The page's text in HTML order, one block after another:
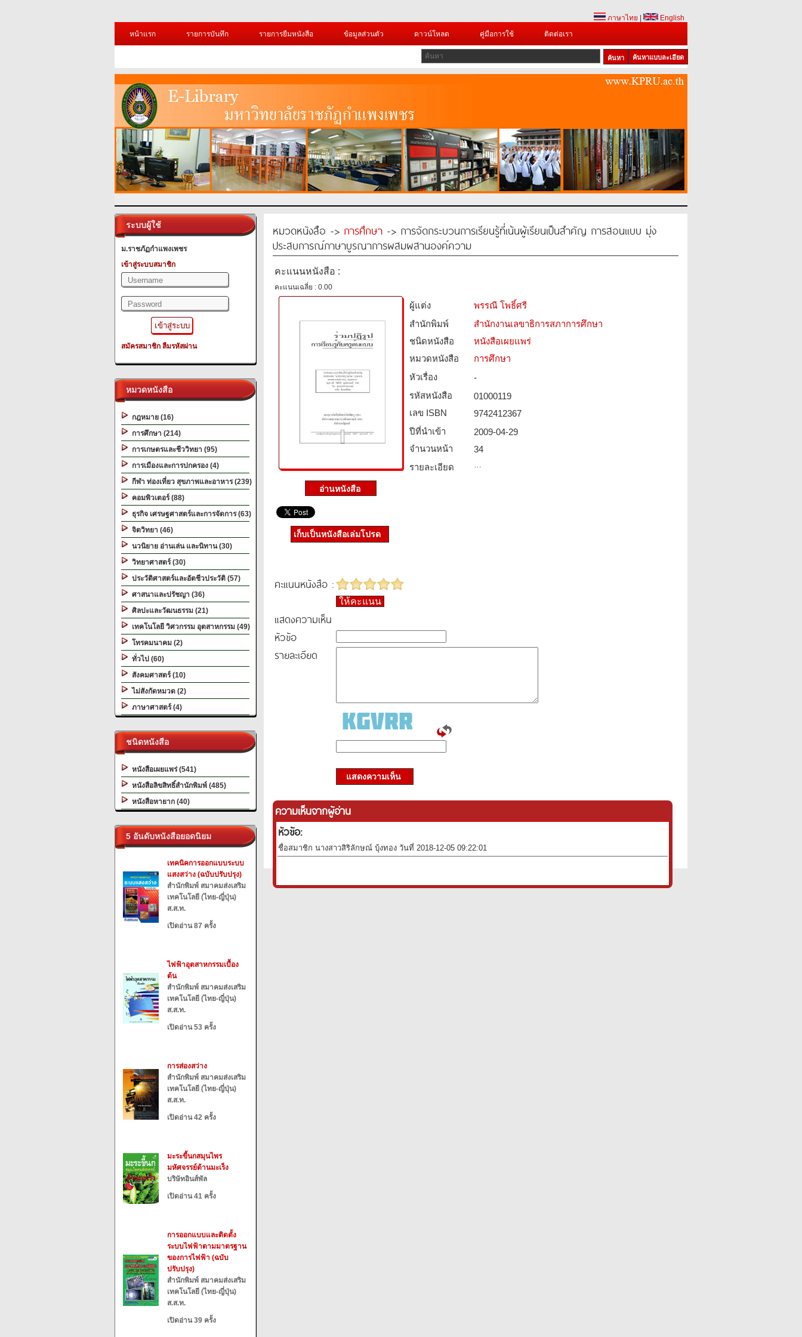
ภาษาไทย
English
หน้าแรก
รายการบันทึก รายการยืมหนังสือ ข้อมูลส่วนตัว ดาวน์โหลด คู่มือการใช้ ติดต่อเรา
ค้นหาแบบละเอียด
1 2 3
ระบบผู้ใช้
ม.ราชภัฏกำแพงเพชร
เข้าสู่ระบบสมาชิก
สมัครสมาชิก ลืมรหัสผ่าน
หมวดหนังสือ
กฎหมาย (16)
การศึกษา (214)
การเกษตรและชีววิทยา (95)
การเมืองและการปกครอง (4)
กีฬา ท่องเที่ยว สุขภาพและอาหาร (239)
คอมพิวเตอร์ (88)
ธุรกิจ เศรษฐศาสตร์และการจัดการ (63)
จิตวิทยา (46)
นวนิยาย อ่านเล่น และนิทาน (30)
วิทยาศาสตร์ (30)
ประวัติศาสตร์และอัตชีวประวัติ (57)
ศาสนาและปรัชญา (36)
ศิลปะและวัฒนธรรม (21)
เทคโนโลยี วิศวกรรม อุตสาหกรรม (49)
โทรคมนาคม (2)
ทั่วไป (60)
สังคมศาสตร์ (10)
ไม่สังกัดหมวด (2)
ภาษาศาสตร์ (4)
ชนิดหนังสือ
หนังสือเผยแพร่ (541)
หนังสือลิขสิทธิ์สำนักพิมพ์ (485)
หนังสือหายาก (40)
5 อันดับหนังสือยอดนิยม
เทคนิคการออกแบบระบบ
แสงสว่าง (ฉบับปรับปรุง)
สำนักพิมพ์ สมาคมส่งเสริม
เทคโนโลยี (ไทย-ญี่ปุ่น)
ส.ส.ท.
เปิดอ่าน 87 ครั้ง
ไฟฟ้าอุตสาหกรรมเบื้อง
ต้น
สำนักพิมพ์ สมาคมส่งเสริม
เทคโนโลยี (ไทย-ญี่ปุ่น)
ส.ส.ท.
เปิดอ่าน 53 ครั้ง
การส่องสว่าง
สำนักพิมพ์ สมาคมส่งเสริม
เทคโนโลยี (ไทย-ญี่ปุ่น)
ส.ส.ท.
เปิดอ่าน 42 ครั้ง
มะระขี้นกสมุนไพร
มหัศจรรย์ต้านมะเร็ง
บริษัทอินส์พัล
เปิดอ่าน 41 ครั้ง
การออกแบบและติดตั้ง
ระบบไฟฟ้าตามมาตรฐาน
ของการไฟฟ้า (ฉบับ
ปรับปรุง)
สำนักพิมพ์ สมาคมส่งเสริม
เทคโนโลยี (ไทย-ญี่ปุ่น)
ส.ส.ท.
เปิดอ่าน 39 ครั้ง
หมวดหนังสือ -> การศึกษา -> การจัดกระบวนการเรียนรู้ที่เน้นผู้เรียนเป็นสำคัญ การสอนแบบ มุ่ง
ประสบการณ์ภาษาบูรณาการผสมผสานองค์ความ
คะแนนหนังสือ :
คะแนนเฉลี่ย : 0.00
ผู้แต่ง
พรรณี โพธิ์ศรี
สำนักพิมพ์
สำนักงานเลขาธิการสภาการศึกษา
ชนิดหนังสือ­
หนังสือเผยแพร่
หมวดหนังสือ­
การศึกษา
หัวเรื่อง
-
รหัสหนังสือ­
01000119
เลข ISBN
9742412367
ปีที่นำเข้า
2009-04-29
จำนวนหน้า
34
รายละเอียด
…
เก็บเป็นหนังสือเล่มโปรด
คะแนนหนังสือ :
ให้คะแนน
แสดงความเห็น
หัวข้อ
รายละเอียด
แสดงความเห็น
ความเห็นจากผู้อ่าน
หัวข้อ:
ชื่อสมาชิก นางสาวสิริลักษณ์ บุ้งทอง วันที่ 2018-12-05 09:22:01